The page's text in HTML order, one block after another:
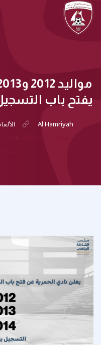
يفتح باب
Al Hamriyah
في